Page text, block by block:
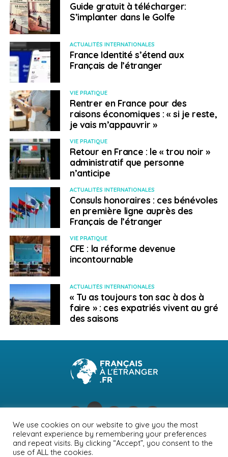
NE RATEZ PAS
Témoignages de couples séparés. Michaël :
Philippe Duport
Guide gratuit à télécharger:
S’implanter dans le Golfe
ACTUALITÉS INTERNATIONALES
France Identité s’étend aux
Français de l’étranger
VIE PRATIQUE
Rentrer en France pour des
raisons économiques : « si je reste,
je vais m’appauvrir »
VIE PRATIQUE
Retour en France : le « trou noir »
administratif que personne
n’anticipe
ACTUALITÉS INTERNATIONALES
Consuls honoraires : ces bénévoles
en première ligne auprès des
Français de l’étranger
VIE PRATIQUE
CFE : la réforme devenue
incontournable
ACTUALITÉS INTERNATIONALES
« Tu as toujours ton sac à dos à
faire » : ces expatriés vivent au gré
des saisons
NEWSLETTER PUBLICITÉ CONTACTS
MENTIONS LÉGALES
POLITIQUE DE CONFIDENTIALITÉ
We use cookies on our website to give you the most
relevant experience by remembering your preferences
and repeat visits. By clicking “Accept”, you consent to the
use of ALL the cookies.